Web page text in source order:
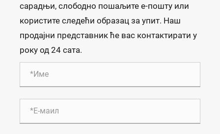
сарадњи, слободно пошаљите е-пошту или
користите следећи образац за упит. Наш
продајни представник ће вас контактирати у
року од 24 сата.